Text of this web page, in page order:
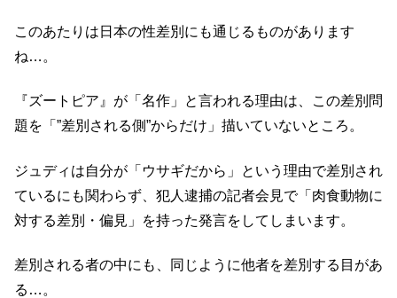
このあたりは日本の性差別にも通じるものがあります
ね…。
『ズートピア』が「名作」と言われる理由は、この差別問
題を「”差別される側”からだけ」描いていないところ。
ジュディは自分が「ウサギだから」という理由で差別され
ているにも関わらず、犯人逮捕の記者会見で「肉食動物に
対する差別・偏見」を持った発言をしてしまいます。
差別される者の中にも、同じように他者を差別する目があ
る…。